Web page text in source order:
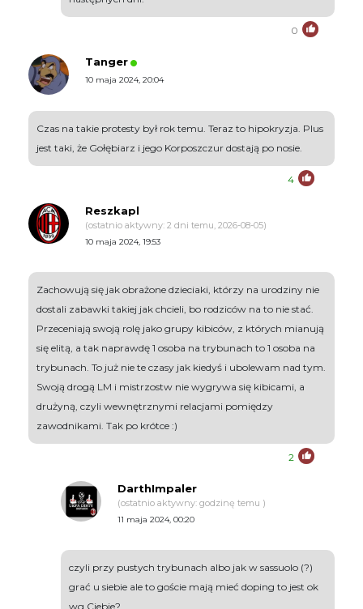
0
Tanger
10 maja 2024, 20:04
Czas na takie protesty był rok temu. Teraz to hipokryzja. Plus
jest taki, że Gołębiarz i jego Korposzczur dostają po nosie.
4
Reszkapl
(ostatnio aktywny: 2 dni temu, 2026-08-05)
10 maja 2024, 19:53
Zachowują się jak obrażone dzieciaki, którzy na urodziny nie
dostali zabawki takiej jak chcieli, bo rodziców na to nie stać.
Przeceniają swoją rolę jako grupy kibiców, z których mianują
się elitą, a tak naprawdę 1 osoba na trybunach to 1 osoba na
trybunach. To już nie te czasy jak kiedyś i ubolewam nad tym.
Swoją drogą LM i mistrzostw nie wygrywa się kibicami, a
drużyną, czyli wewnętrznymi relacjami pomiędzy
zawodnikami. Tak po krótce :)
2
DarthImpaler
(ostatnio aktywny: godzinę temu )
11 maja 2024, 00:20
czyli przy pustych trybunach albo jak w sassuolo (?)
grać u siebie ale to goście mają mieć doping to jest ok
wg Ciebie?